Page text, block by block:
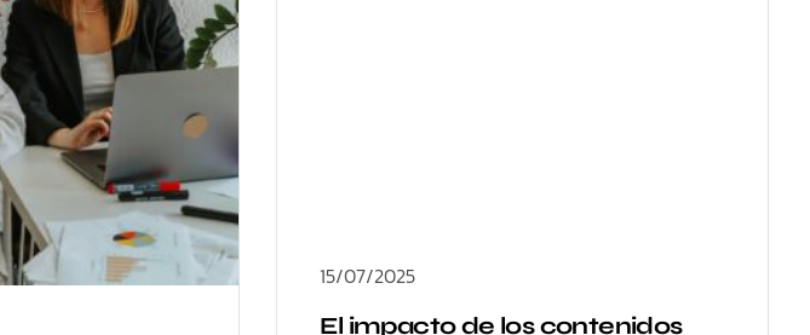
15/07/2025
El impacto de los contenidos